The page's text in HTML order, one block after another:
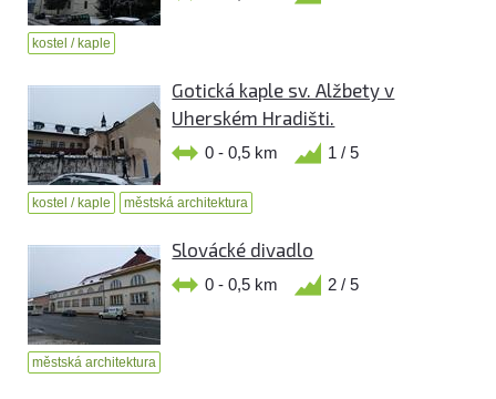
kostel / kaple
Gotická kaple sv. Alžbety v
Uherském Hradišti.
0 - 0,5 km 1 / 5
kostel / kaple městská architektura
Slovácké divadlo
0 - 0,5 km 2 / 5
městská architektura